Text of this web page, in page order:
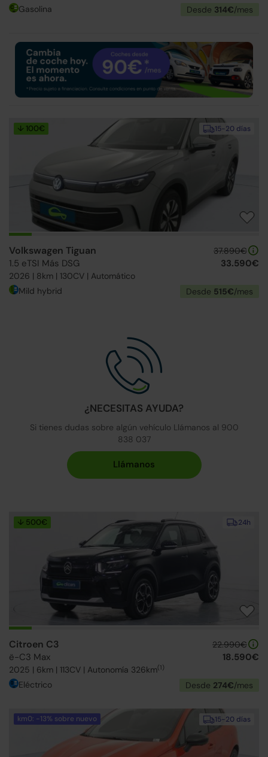
Gasolina Desde 314€/mes
15-20 días
↓ 100€
Volkswagen Tiguan
1.5 eTSI Más DSG
2026 | 8km | 130CV | Automático
37.890€
33.590€
Mild hybrid Desde 515€/mes
¿NECESITAS AYUDA?
Si tienes dudas sobre algún vehículo Llámanos al 900
838 037
24h
↓ 500€
Citroen C3
ë-C3 Max
2025 | 6km | 113CV | Autonomía 326km(1)
22.990€
18.590€
Eléctrico Desde 274€/mes
15-20 días
km0: -13% sobre nuevo